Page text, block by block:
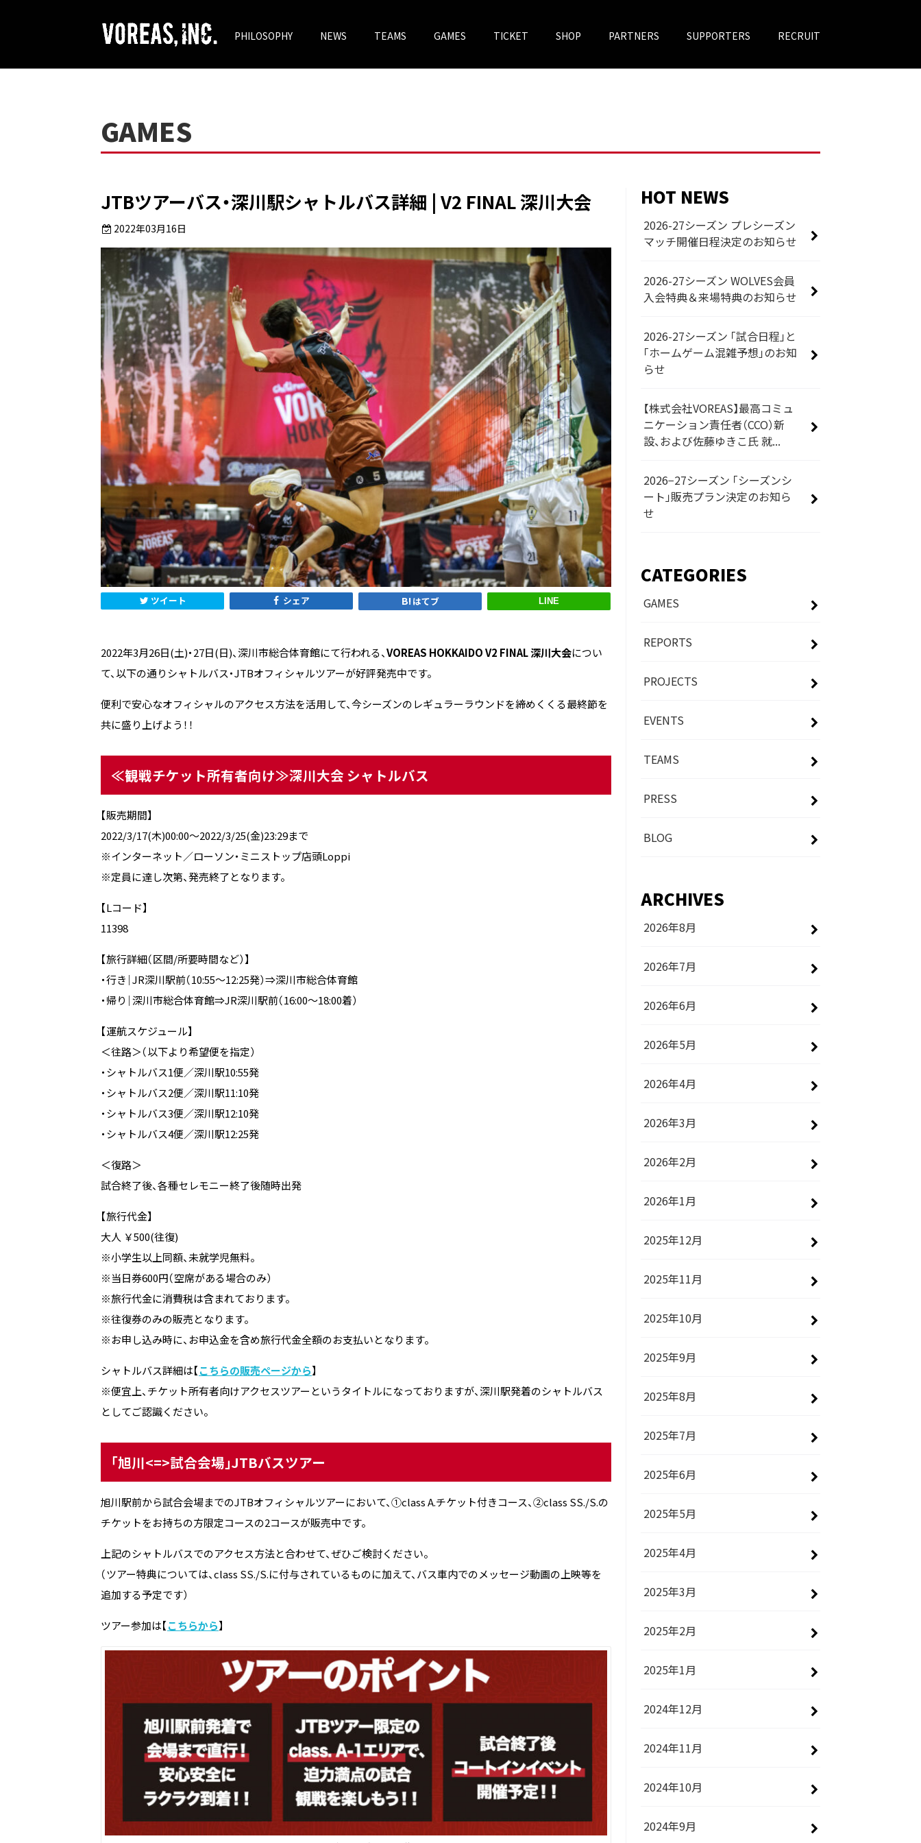
PHILOSOPHY NEWS TEAMS GAMES TICKET
チケットV
VOREAS MEGASTORE
SHOP PARTNERS SUPPORTERS RECRUIT
GAMES
JTBツアーバス・深川駅シャトルバス詳細 | V2 FINAL 深川大会
2022年03月16日
ツイート シェア はてブ LINE
2022年3月26日(土)・27日(日)、深川市総合体育館にて行われる、VOREAS HOKKAIDO V2 FINAL 深川大会につい
て、以下の通りシャトルバス・JTBオフィシャルツアーが好評発売中です。
便利で安心なオフィシャルのアクセス方法を活用して、今シーズンのレギュラーラウンドを締めくくる最終節を
共に盛り上げよう！！
≪観戦チケット所有者向け≫深川大会 シャトルバス
【販売期間】
2022/3/17(木)00:00～2022/3/25(金)23:29まで
※インターネット／ローソン・ミニストップ店頭Loppi
※定員に達し次第、発売終了となります。
【Lコード】
11398
【旅行詳細（区間/所要時間など）】
・行き｜JR深川駅前（10:55～12:25発）⇒深川市総合体育館
・帰り｜深川市総合体育館⇒JR深川駅前（16:00～18:00着）
【運航スケジュール】
＜往路＞（以下より希望便を指定）
・シャトルバス1便／深川駅10:55発
・シャトルバス2便／深川駅11:10発
・シャトルバス3便／深川駅12:10発
・シャトルバス4便／深川駅12:25発
＜復路＞
試合終了後、各種セレモニー終了後随時出発
【旅行代金】
大人 ￥500(往復)
※小学生以上同額、未就学児無料。
※当日券600円（空席がある場合のみ）
※旅行代金に消費税は含まれております。
※往復券のみの販売となります。
※お申し込み時に、お申込金を含め旅行代金全額のお支払いとなります。
シャトルバス詳細は【こちらの販売ページから】
※便宜上、チケット所有者向けアクセスツアーというタイトルになっておりますが、深川駅発着のシャトルバス
としてご認識ください。
「旭川<=>試合会場」JTBバスツアー
旭川駅前から試合会場までのJTBオフィシャルツアーにおいて、①class A.チケット付きコース、②class SS./S.の
チケットをお持ちの方限定コースの2コースが販売中です。
上記のシャトルバスでのアクセス方法と合わせて、ぜひご検討ください。
（ツアー特典については、class SS./S.に付与されているものに加えて、バス車内でのメッセージ動画の上映等を
追加する予定です）
ツアー参加は【こちらから】
HOT NEWS
2026-27シーズン プレシーズン
マッチ開催日程決定のお知らせ
2026-27シーズン WOLVES会員
入会特典＆来場特典のお知らせ
2026-27シーズン 「試合日程」と
「ホームゲーム混雑予想」のお知
らせ
【株式会社VOREAS】最高コミュ
ニケーション責任者（CCO）新
設、および佐藤ゆきこ氏 就...
2026−27シーズン 「シーズンシ
ート」販売プラン決定のお知ら
せ
CATEGORIES
GAMES
REPORTS
PROJECTS
EVENTS
TEAMS
PRESS
BLOG
ARCHIVES
2026年8月
2026年7月
2026年6月
2026年5月
2026年4月
2026年3月
2026年2月
2026年1月
2025年12月
2025年11月
2025年10月
2025年9月
2025年8月
2025年7月
2025年6月
2025年5月
2025年4月
2025年3月
2025年2月
2025年1月
2024年12月
2024年11月
2024年10月
2024年9月